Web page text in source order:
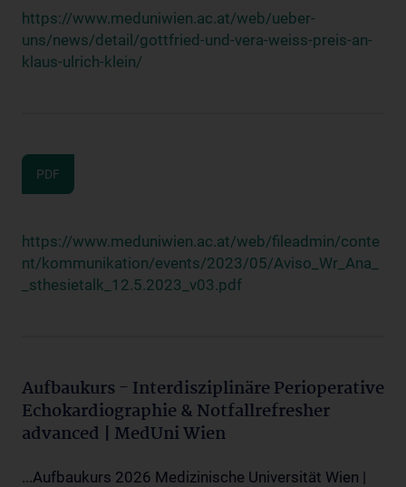
https://www.meduniwien.ac.at/web/ueber-
uns/news/detail/gottfried-und-vera-weiss-preis-an-
klaus-ulrich-klein/
PDF
https://www.meduniwien.ac.at/web/fileadmin/conte
nt/kommunikation/events/2023/05/Aviso_Wr_Ana_
_sthesietalk_12.5.2023_v03.pdf
Aufbaukurs - Interdisziplinäre Perioperative
Echokardiographie & Notfallrefresher
advanced | MedUni Wien
...Aufbaukurs 2026 Medizinische Universität Wien |